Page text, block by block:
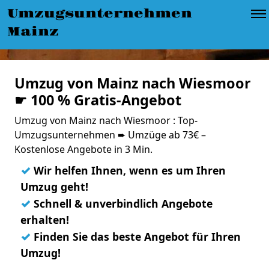
Umzugsunternehmen
Mainz
Umzug von Mainz nach Wiesmoor
☛ 100 % Gratis-Angebot
Umzug von Mainz nach Wiesmoor : Top-
Umzugsunternehmen ➨ Umzüge ab 73€ –
Kostenlose Angebote in 3 Min.
✓ Wir helfen Ihnen, wenn es um Ihren
Umzug geht!
✓ Schnell & unverbindlich Angebote
erhalten!
✓ Finden Sie das beste Angebot für Ihren
Umzug!